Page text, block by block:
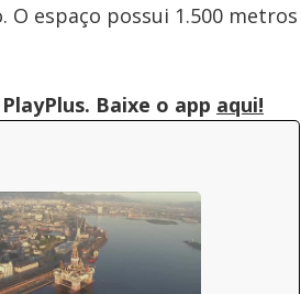
espaço possui 1.500 metros
Baixe o app aqui!